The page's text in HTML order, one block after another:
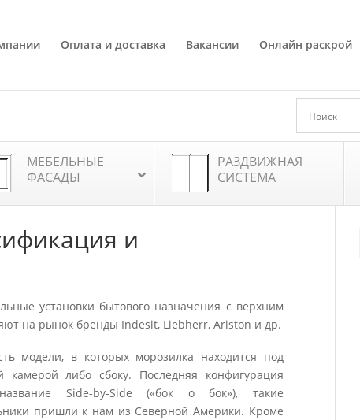
Оплата и доставка Вакансии Онлайн раскрой
МЕБЕЛЬНЫЕ
ФАСАДЫ
РАЗДВИЖНАЯ
СИСТЕМА
и
установки бытового назначения с верхним
на рынок бренды Indesit, Liebherr, Ariston и др.
модели, в которых морозилка находится под
камерой либо сбоку. Последняя конфигурация
Side-by-Side («бок о бок»), такие
пришли к нам из Северной Америки. Кроме